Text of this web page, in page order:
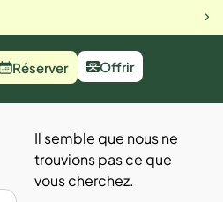
Réserver Offrir
Il semble que nous ne
trouvions pas ce que
vous cherchez.